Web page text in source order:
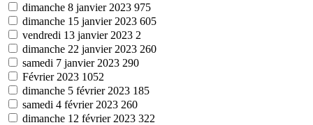
dimanche 8 janvier 2023 975
dimanche 15 janvier 2023 605
vendredi 13 janvier 2023 2
dimanche 22 janvier 2023 260
samedi 7 janvier 2023 290
Février 2023 1052
dimanche 5 février 2023 185
samedi 4 février 2023 260
dimanche 12 février 2023 322